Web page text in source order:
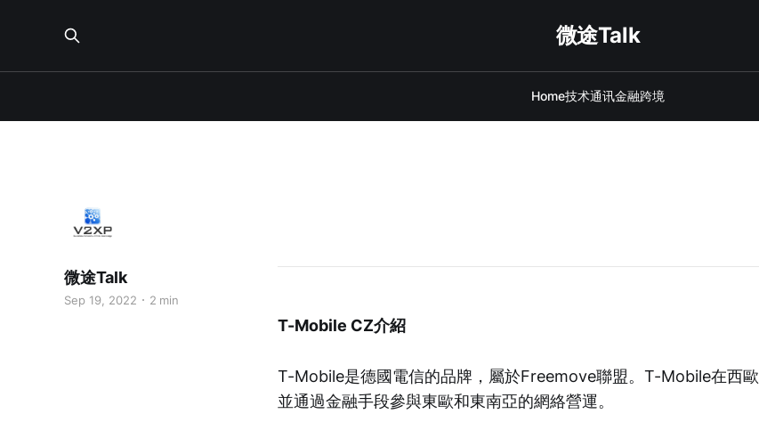
微途Talk
Home技术通讯金融跨境
微途Talk
Sep 19, 2022 2 min
T-Mobile CZ介紹
T-Mobile是德國電信的品牌，屬於Freemove聯盟。T-Mobile在西
並通過金融手段參與東歐和東南亞的網絡營運。